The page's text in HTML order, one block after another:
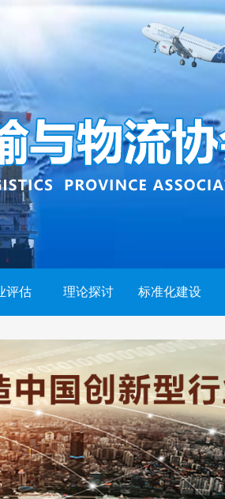
评估 理论探讨 标准化建设